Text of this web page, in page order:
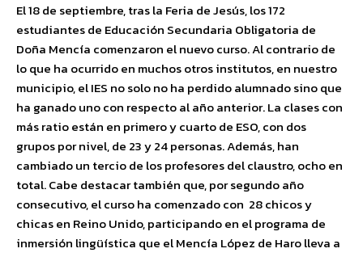
El 18 de septiembre, tras la Feria de Jesús, los 172
estudiantes de Educación Secundaria Obligatoria de
Doña Mencía comenzaron el nuevo curso. Al contrario de
lo que ha ocurrido en muchos otros institutos, en nuestro
municipio, el IES no solo no ha perdido alumnado sino que
ha ganado uno con respecto al año anterior. La clases con
más ratio están en primero y cuarto de ESO, con dos
grupos por nivel, de 23 y 24 personas. Además, han
cambiado un tercio de los profesores del claustro, ocho en
total. Cabe destacar también que, por segundo año
consecutivo, el curso ha comenzado con 28 chicos y
chicas en Reino Unido, participando en el programa de
inmersión lingüística que el Mencía López de Haro lleva a